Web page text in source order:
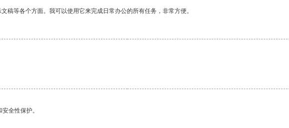
稿等各个方面。我可以使用它来完成日常办公的所有任务，非常方便。
全性保护。